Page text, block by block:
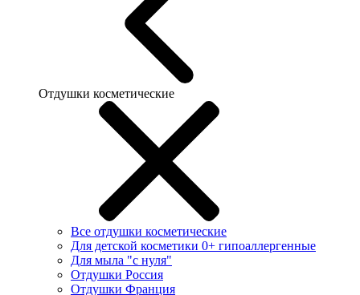
Отдушки косметические
Все отдушки косметические
Для детской косметики 0+ гипоаллергенные
Для мыла "с нуля"
Отдушки Россия
Отдушки Франция